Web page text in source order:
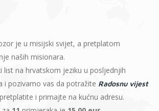
je u misijski svijet, a pretplatom
naših misionara.
list na hrvatskom jeziku u posljednjih
i pozivamo vas da potražite Radosnu vijest
i primajte na kućnu adresu.